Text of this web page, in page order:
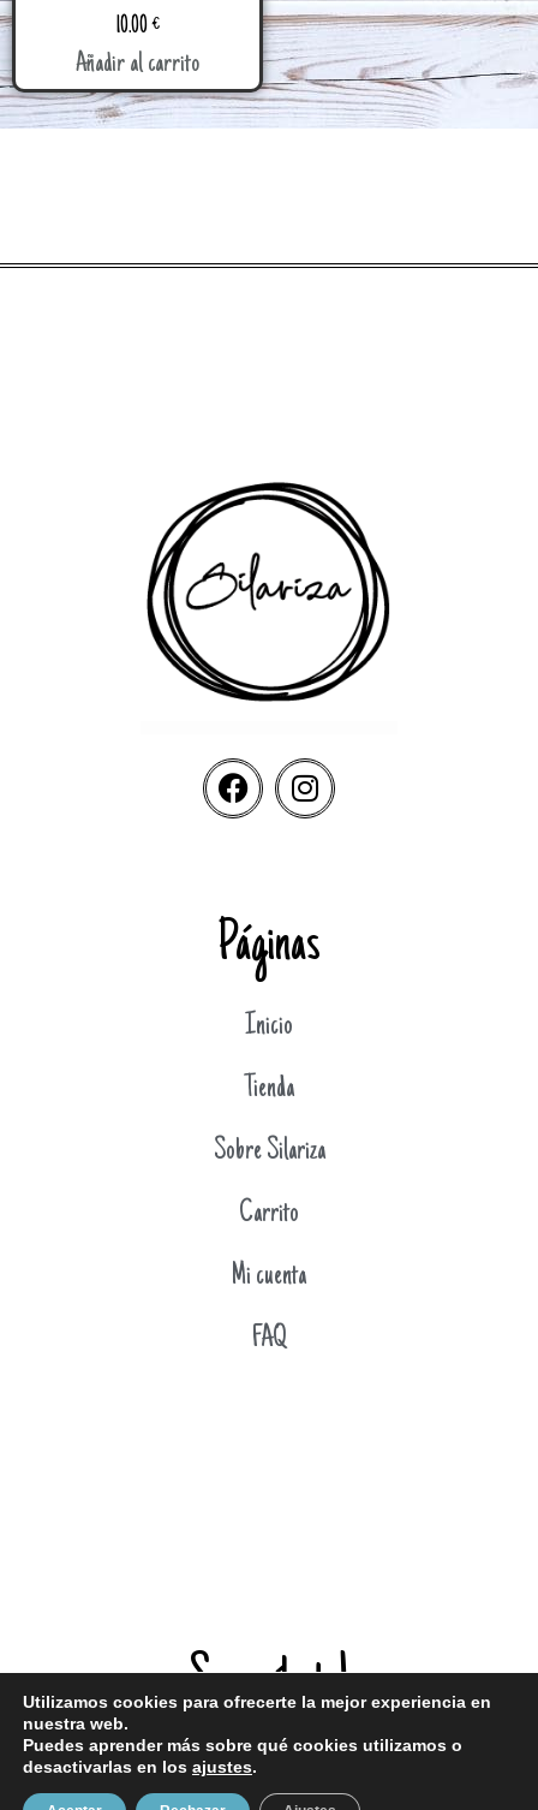
10.00€
Añadir al carrito
Páginas
Inicio
Tienda
Sobre Silariza
Carrito
Mi cuenta
FAQ
Suscríbete!
¡Entérate de todas mis novedades!
Utilizamos cookies para ofrecerte la mejor experiencia en
nuestra web.
Puedes aprender más sobre qué cookies utilizamos o
desactivarlas en los ajustes.